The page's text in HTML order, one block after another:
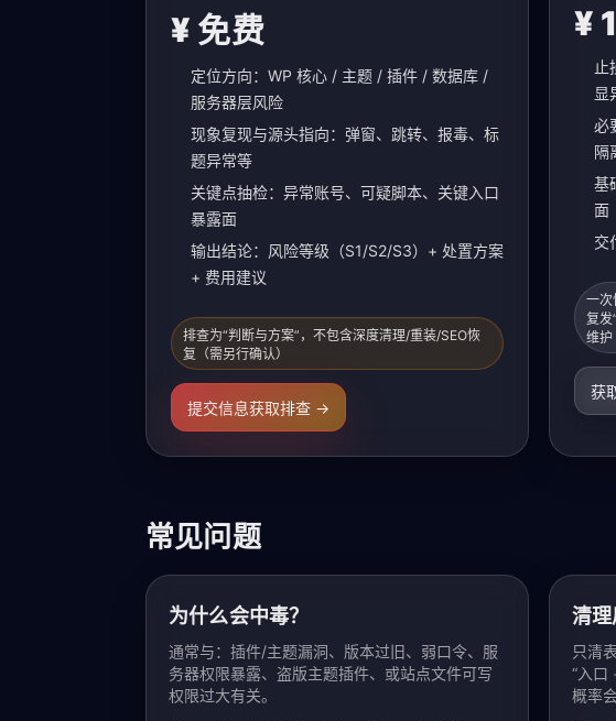
¥ 免费
定位方向：WP 核心 / 主题 / 插件 / 数据库 /
服务器层风险
现象复现与源头指向：弹窗、跳转、报毒、标
题异常等
关键点抽检：异常账号、可疑脚本、关键入口
暴露面
输出结论：风险等级（S1/S2/S3）+ 处置方案
+ 费用建议
排查为“判断与方案”，不包含深度清理/重装/SEO恢
复（需另行确认）
提交信息获取排查 →
¥
止
显
必
隔
基
面
交
一次
复发
维护
获
常见问题
为什么会中毒？
通常与：插件/主题漏洞、版本过旧、弱口令、服
务器权限暴露、盗版主题插件、或站点文件可写
权限过大有关。
清理
只清
“入口
概率